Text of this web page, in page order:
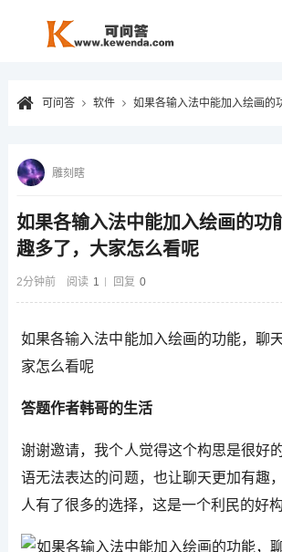
可问答 软件 如果各输入法中能加入绘画的功能，聊天
如果各输入法中能加入绘画的功
趣多了，大家怎么看呢
2分钟前 阅读 1 回复 0
雕刻瞎
如果各输入法中能加入绘画的功能，聊
家怎么看呢
答题作者韩哥的生活
谢谢邀请，我个人觉得这个构思是很好
语无法表达的问题，也让聊天更加有趣
人有了很多的选择，这是一个利民的好构